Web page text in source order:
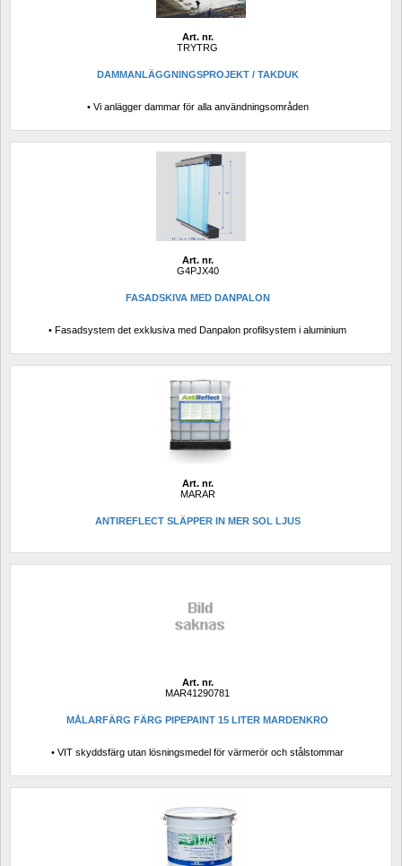
Art. nr.
TRYTRG
DAMMANLÄGGNINGSPROJEKT / TAKDUK
• Vi anlägger dammar för alla användningsområden
Art. nr.
G4PJX40
FASADSKIVA MED DANPALON
• Fasadsystem det exklusiva med Danpalon profilsystem i aluminium
Art. nr.
MARAR
ANTIREFLECT SLÄPPER IN MER SOL LJUS
Art. nr.
MAR41290781
MÅLARFÄRG FÄRG PIPEPAINT 15 LITER MARDENKRO
• VIT skyddsfärg utan lösningsmedel för värmerör och stålstommar